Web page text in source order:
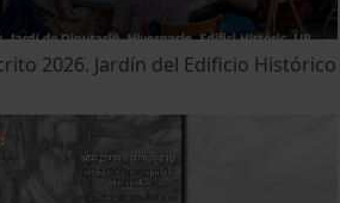
2026. Jardín del Edificio Histórico